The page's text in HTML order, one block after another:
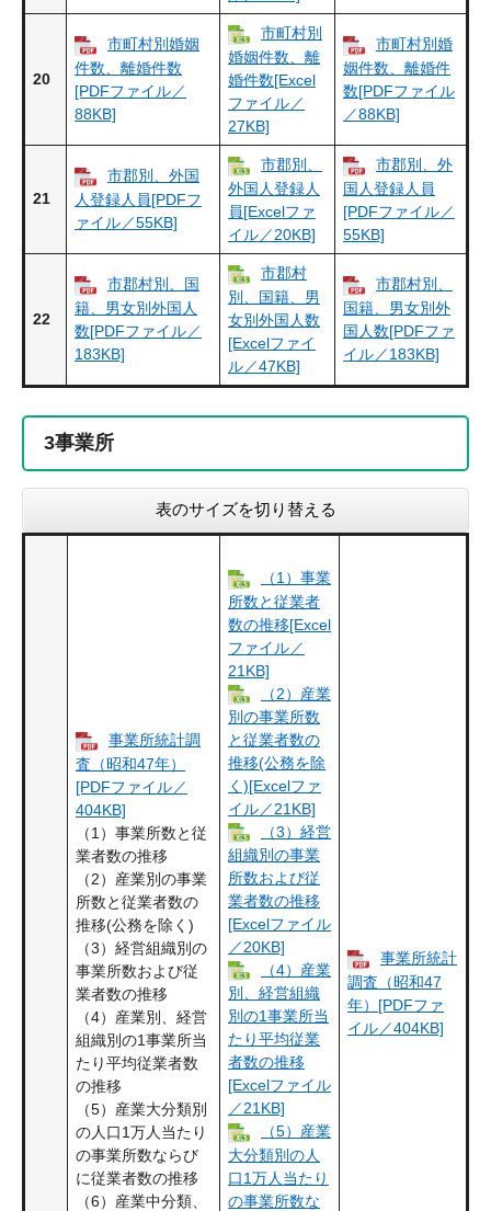
20
市町村別婚姻
件数、離婚件数
[PDFファイル／
88KB]
市町村別
婚姻件数、離
婚件数[Excel
ファイル／
27KB]
市町村別婚
姻件数、離婚件
数[PDFファイル
／88KB]
21
市郡別、外国
人登録人員[PDFフ
ァイル／55KB]
市郡別、
外国人登録人
員[Excelファ
イル／20KB]
市郡別、外
国人登録人員
[PDFファイル／
55KB]
22
市郡村別、国
籍、男女別外国人
数[PDFファイル／
183KB]
市郡村
別、国籍、男
女別外国人数
[Excelファイ
ル／47KB]
市郡村別、
国籍、男女別外
国人数[PDFファ
イル／183KB]
3事業所
表のサイズを切り替える
事業所統計調
査（昭和47年）
[PDFファイル／
404KB]
（1）事業所数と従
業者数の推移
（2）産業別の事業
所数と従業者数の
推移(公務を除く)
（3）経営組織別の
事業所数および従
業者数の推移
（4）産業別、経営
組織別の1事業所当
たり平均従業者数
の推移
（5）産業大分類別
の人口1万人当たり
の事業所数ならび
に従業者数の推移
（6）産業中分類、
（1）事業
所数と従業者
数の推移[Excel
ファイル／
21KB]
（2）産業
別の事業所数
と従業者数の
推移(公務を除
く)[Excelファ
イル／21KB]
（3）経営
組織別の事業
所数および従
業者数の推移
[Excelファイル
／20KB]
（4）産業
別、経営組織
別の1事業所当
たり平均従業
者数の推移
[Excelファイル
／21KB]
（5）産業
大分類別の人
口1万人当たり
の事業所数な
事業所統計
調査（昭和47
年）[PDFファ
イル／404KB]